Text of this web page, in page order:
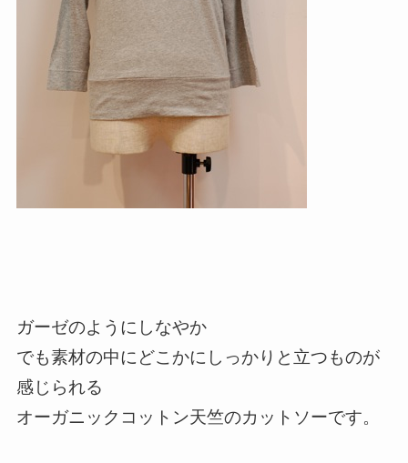
ガーゼのようにしなやか
でも素材の中にどこかにしっかりと立つものが
感じられる
オーガニックコットン天竺のカットソーです。